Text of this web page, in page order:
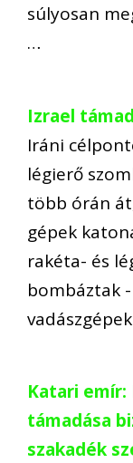
súlyosan
…
Izrael
Iráni
légierő
több órán
gépek
rakéta- és
bombáztak
Katari emír:
támadása
szakadék